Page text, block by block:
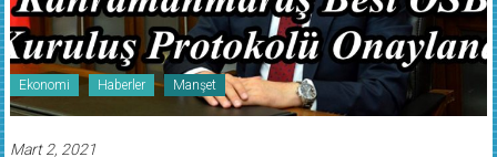
Ekonomi Haberler Manşet